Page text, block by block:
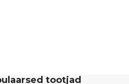
tootjad